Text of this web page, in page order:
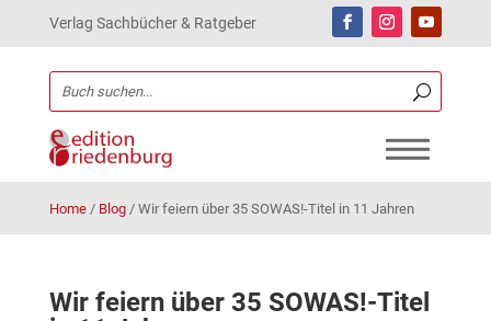
Verlag Sachbücher & Ratgeber
Home/ Blog/ Wir feiern über 35 SOWAS!-Titel in 11 Jahren
Wir feiern über 35 SOWAS!-Titel